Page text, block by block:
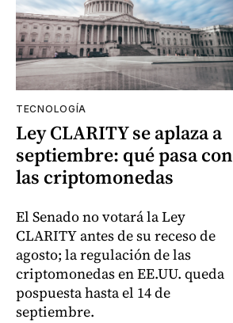
TECNOLOGÍA
Ley CLARITY se aplaza a
septiembre: qué pasa con
las criptomonedas
El Senado no votará la Ley
CLARITY antes de su receso de
agosto; la regulación de las
criptomonedas en EE.UU. queda
pospuesta hasta el 14 de
septiembre.